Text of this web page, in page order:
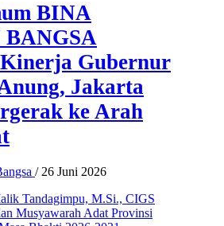
BINA
Gubernur
Jakarta
ke Arah
/ 26 Juni 2026